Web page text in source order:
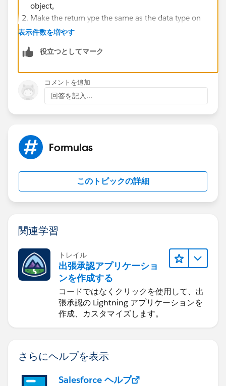
object,
Make the return ype the same as the data type on
the correspinding field on the first object,
Select the second object (the one you're adding the
Select the first object (the one that has the field
you wish to reference from)
Select the field you wish to reference from.
Add the field to the formula
Your field will automaticaly populate the value from
the matched field on the lookup object.
表示件数を増やす
役立つとしてマーク
コメントを追加
回答を記入...
Formulas
このトピックの詳細
関連学習
トレイル
出張承認アプリケーショ
ンを作成する
コードではなくクリックを使用して、出
張承認の Lightning アプリケーションを
作成、カスタマイズします。
さらにヘルプを表示
Salesforce ヘルプ